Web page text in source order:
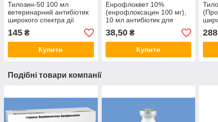
Тилозин-50 100 мл
ветеринарний антибіотик
широкого спектра дії
145 ₴
Купити
Енрофлоквет 10%
(енрофлоксацин 100 мг),
10 мл антибіотик для
тварин
38,50₴
Купити
288
Подібні товари компанії